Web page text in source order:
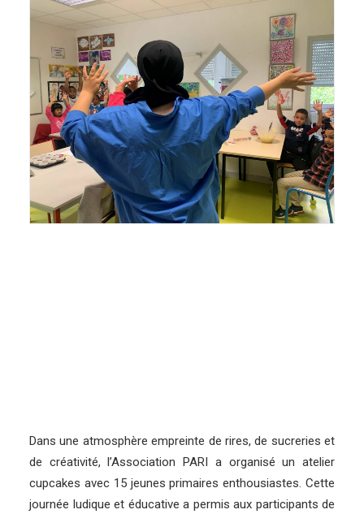
Dans une atmosphère empreinte de rires, de sucreries et
de créativité, l’Association PARI a organisé un atelier
cupcakes avec 15 jeunes primaires enthousiastes. Cette
journée ludique et éducative a permis aux participants de